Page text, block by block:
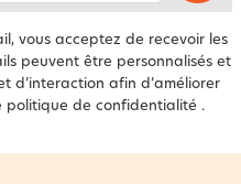
vous acceptez de recevoir les
peuvent être personnalisés et
d’interaction afin d’améliorer
politique de confidentialité .